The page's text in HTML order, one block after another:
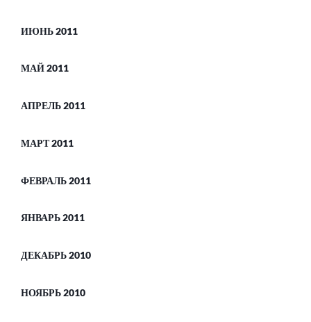
ИЮНЬ 2011
МАЙ 2011
АПРЕЛЬ 2011
МАРТ 2011
ФЕВРАЛЬ 2011
ЯНВАРЬ 2011
ДЕКАБРЬ 2010
НОЯБРЬ 2010